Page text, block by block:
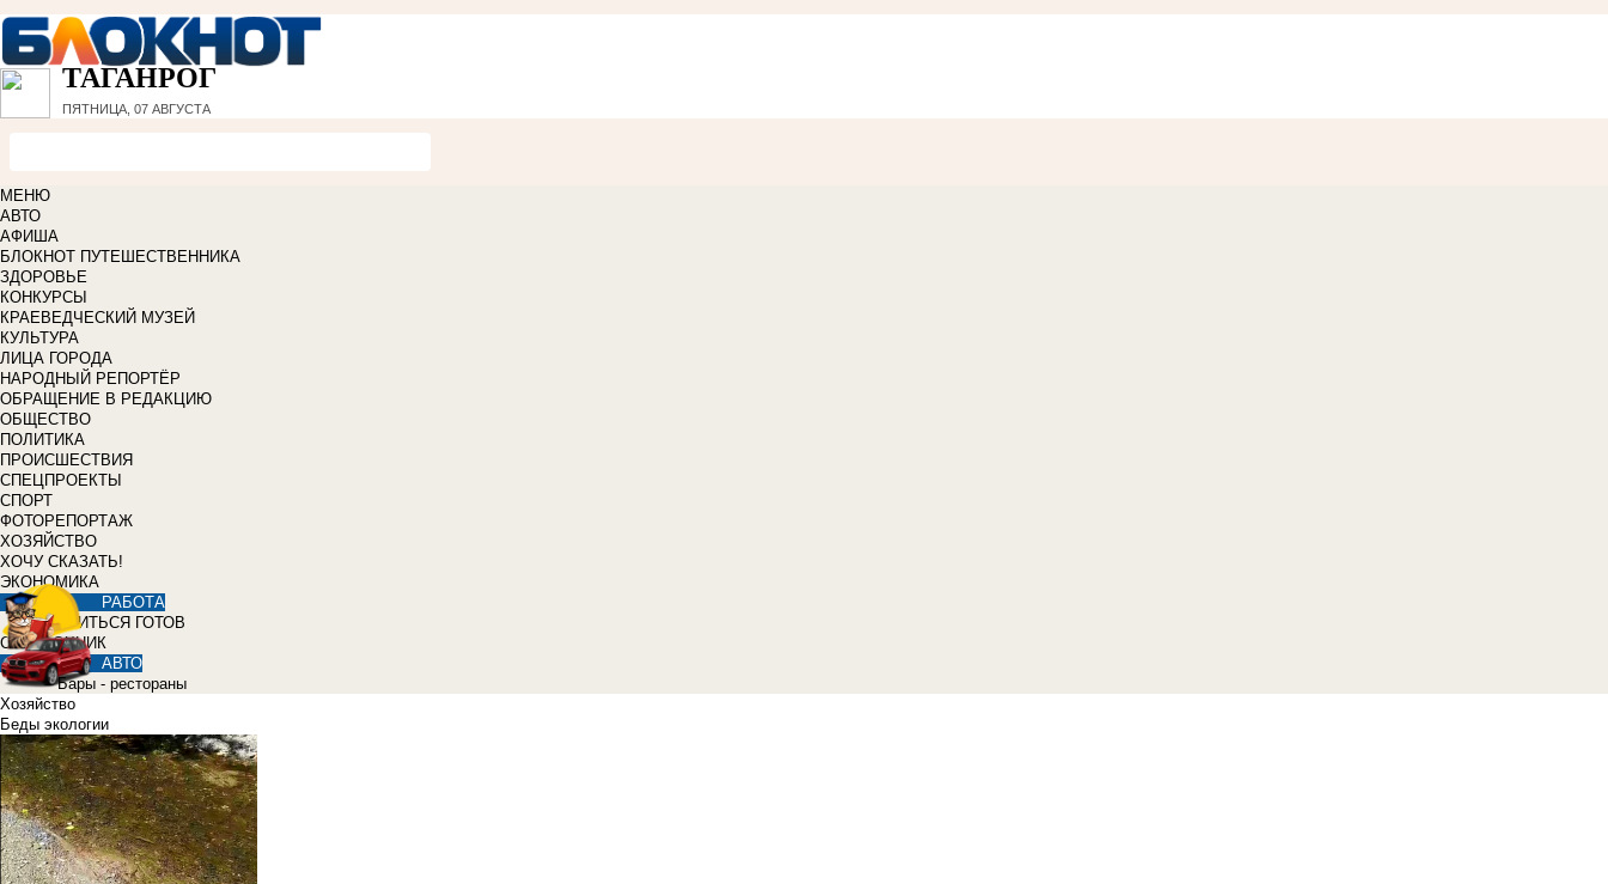
ТАГАНРОГ
ПЯТНИЦА, 07 АВГУСТА
МЕНЮ
АВТО
АФИША
БЛОКНОТ ПУТЕШЕСТВЕННИКА
ЗДОРОВЬЕ
КОНКУРСЫ
КРАЕВЕДЧЕСКИЙ МУЗЕЙ
КУЛЬТУРА
ЛИЦА ГОРОДА
НАРОДНЫЙ РЕПОРТЁР
ОБРАЩЕНИЕ В РЕДАКЦИЮ
ОБЩЕСТВО
ПОЛИТИКА
ПРОИСШЕСТВИЯ
СПЕЦПРОЕКТЫ
СПОРТ
ФОТОРЕПОРТАЖ
ХОЗЯЙСТВО
ХОЧУ СКАЗАТЬ!
ЭКОНОМИКА
РАБОТА
УЧИТЬСЯ ГОТОВ
СПРАВОЧНИК
АВТО
Бары - рестораны
Хозяйство
Беды экологии